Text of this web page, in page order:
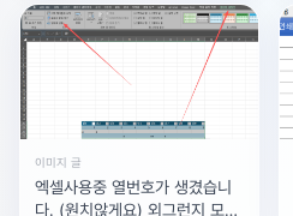
이미지 글
엑셀사용중 열번호가 생겼습니
다. (원치않게요) 외그런지 모르